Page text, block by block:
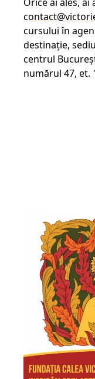
cursului în
destinație,
centrul
numărul 47, et.